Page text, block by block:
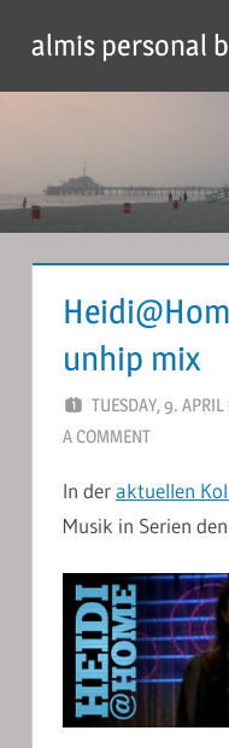
content
almis personal
unhip mix
TUESDAY, 9.
A COMMENT
In deraktuellen
Musik in Serien